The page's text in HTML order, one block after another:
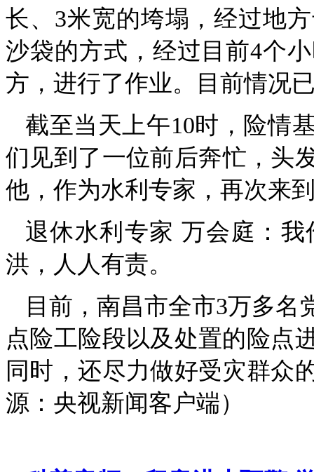
长、3米宽的垮塌，经过地
沙袋的方式，经过目前4个
方，进行了作业。目前情况
截至当天上午10时，险情
们见到了一位前后奔忙，头
他，作为水利专家，再次来
退休水利专家 万会庭：
洪，人人有责。
目前，南昌市全市3万多
点险工险段以及处置的险点
同时，还尽力做好受灾群众
源：央视新闻客户端）